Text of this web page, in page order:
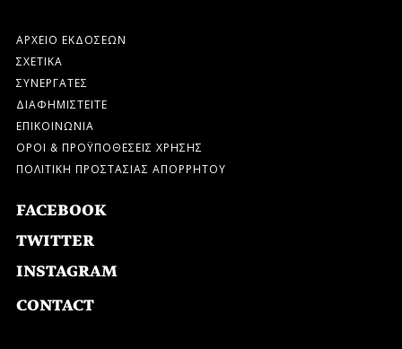
ΑΡΧΕΙΟ ΕΚΔΟΣΕΩΝ
ΣΧΕΤΙΚΑ
ΣΥΝΕΡΓΑΤΕΣ
ΔΙΑΦΗΜΙΣΤΕΙΤΕ
ΕΠΙΚΟΙΝΩΝΙΑ
ΟΡΟΙ & ΠΡΟΫΠΟΘΕΣΕΙΣ ΧΡΗΣΗΣ
ΠΟΛΙΤΙΚΗ ΠΡΟΣΤΑΣΙΑΣ ΑΠΟΡΡΗΤΟΥ
FACEBOOK
TWITTER
INSTAGRAM
CONTACT